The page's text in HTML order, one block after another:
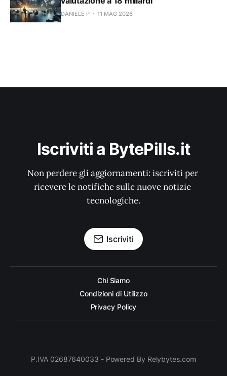
DANIELE P 11 MAG 2026
Iscriviti a BytePills.it
Non perdere gli aggiornamenti: iscriviti per
ricevere le notifiche sulle nuove notizie
tecnologiche.
Iscriviti
Chi Siamo
Condizioni di Utilizzo
Privacy Policy
P.IVA 02687640033 - Powered By Relybytes.com